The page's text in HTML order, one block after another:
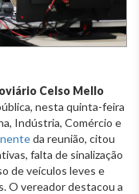
Celso Mello
nesta quinta-feira
Indústria, Comércio e
da reunião, citou
falta de sinalização
de veículos leves e
O vereador destacou a